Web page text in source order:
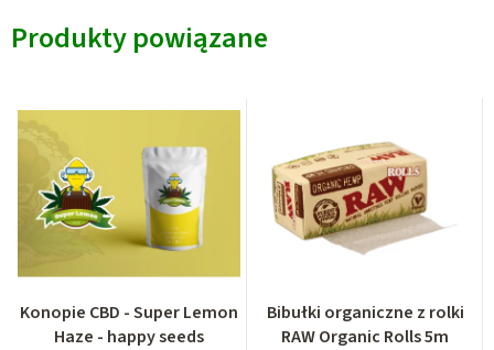
Produkty powiązane
Konopie CBD - Super Lemon
Haze - happy seeds
Bibułki organiczne z rolki
RAW Organic Rolls 5m